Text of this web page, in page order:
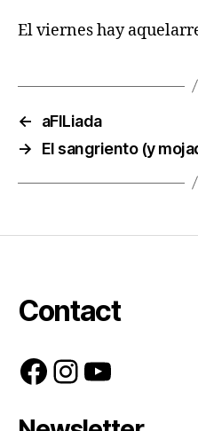
El viernes hay
←
aFILiada
→
El sangriento (y
Contact
Facebook
Instagram
YouTube